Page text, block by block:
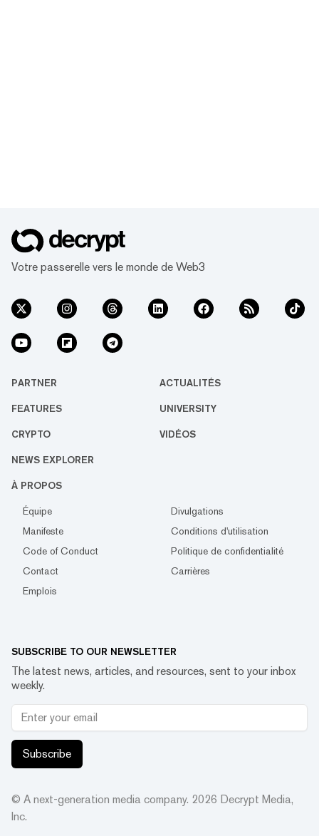
Votre passerelle vers le monde de Web3
PARTNER ACTUALITÉS
FEATURES UNIVERSITY
CRYPTO VIDÉOS
NEWS EXPLORER
À PROPOS
Équipe
Divulgations
Manifeste
Conditions d'utilisation
Code of Conduct
Politique de confidentialité
Contact
Carrières
Emplois
SUBSCRIBE TO OUR NEWSLETTER
The latest news, articles, and resources, sent to your inbox
weekly.
Subscribe
© A next-generation media company. 2026 Decrypt Media,
Inc.